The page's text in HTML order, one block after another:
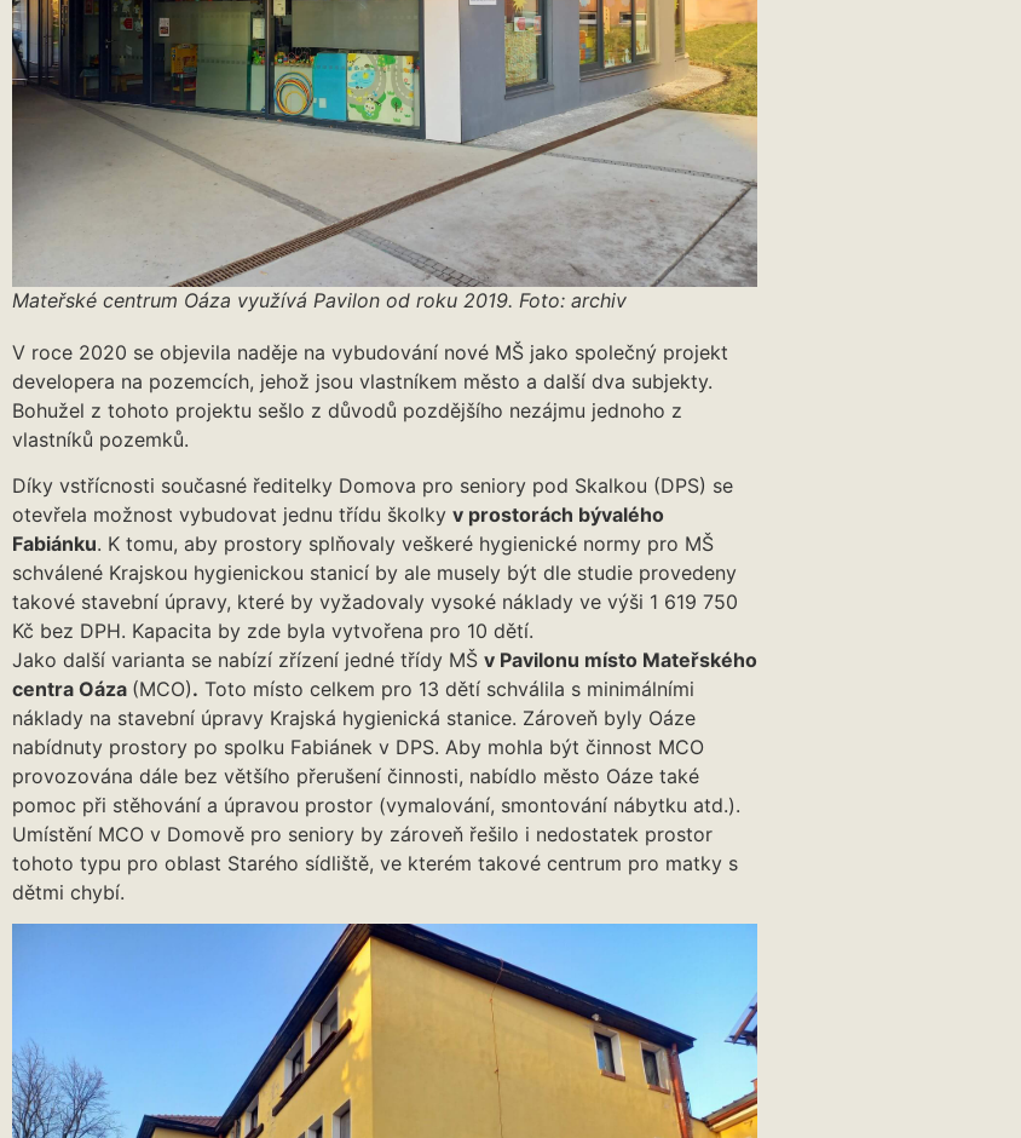
Mateřské centrum Oáza využívá Pavilon od roku 2019. Foto: archiv
V roce 2020 se objevila naděje na vybudování nové MŠ jako společný projekt
developera na pozemcích, jehož jsou vlastníkem město a další dva subjekty.
Bohužel z tohoto projektu sešlo z důvodů pozdějšího nezájmu jednoho z
vlastníků pozemků.
Díky vstřícnosti současné ředitelky Domova pro seniory pod Skalkou (DPS) se
otevřela možnost vybudovat jednu třídu školky v prostorách bývalého
Fabiánku. K tomu, aby prostory splňovaly veškeré hygienické normy pro MŠ
schválené Krajskou hygienickou stanicí by ale musely být dle studie provedeny
takové stavební úpravy, které by vyžadovaly vysoké náklady ve výši 1 619 750
Kč bez DPH. Kapacita by zde byla vytvořena pro 10 dětí.
Jako další varianta se nabízí zřízení jedné třídy MŠ v Pavilonu místo Mateřského
centra Oáza (MCO). Toto místo celkem pro 13 dětí schválila s minimálními
náklady na stavební úpravy Krajská hygienická stanice. Zároveň byly Oáze
nabídnuty prostory po spolku Fabiánek v DPS. Aby mohla být činnost MCO
provozována dále bez většího přerušení činnosti, nabídlo město Oáze také
pomoc při stěhování a úpravou prostor (vymalování, smontování nábytku atd.).
Umístění MCO v Domově pro seniory by zároveň řešilo i nedostatek prostor
tohoto typu pro oblast Starého sídliště, ve kterém takové centrum pro matky s
dětmi chybí.